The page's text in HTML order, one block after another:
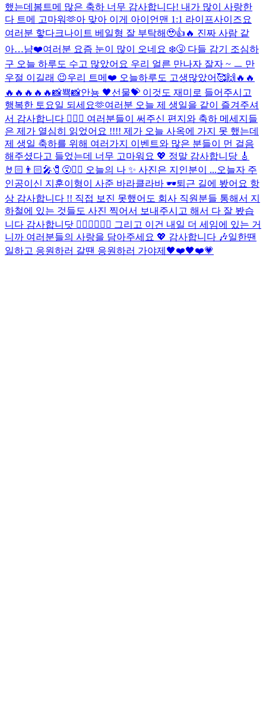
했는데 봄 트메 많은 축하 너무 감사합니다! 내가 많이 사랑한
다 트메 고마워🫶아 맞아 이게 아이언맨 1:1 라이프사이즈요
여러분 핳다크나이트 베일형 잘 부탁해🥹👍🔥 진짜 사람 같
아…냠❤️여러분 요즘 눈이 많이 오네요 ❄️🤧 다들 감기 조심하
구 오늘 하루도 수고 많았어요 우리 얼른 만나자 잘자 ~ ㅡ 만
우절 이길래 😉우리 트메❤️ 오늘하루도 고생많았어🥰🙌 🔥🔥
🔥🔥🔥🔥🔥📸뾱📸안뇽 🖤선물💝 이것도 재미로 들어주시고
행복한 토요일 되세요🫶여러분 오늘 제 생일을 같이 즐겨주셔
서 감사합니다 🙇🏻‍♂️ 여러분들이 써주신 편지와 축하 메세지들
은 제가 열심히 읽었어요 !!!! 제가 오늘 사옥에 가지 못 했는데
제 생일 축하를 위해 여러가지 이벤트와 많은 분들이 먼 걸음
해주셨다고 들었는데 너무 고마워요 💖 정말 감사합니당 🎸
🤘🏻👨🏻‍🎤🧷😵❤️‍🔥 오늘의 나 ✨ 사진은 지인분이 ...오늘자 주
인공이신 지훈이형이 사준 바라클라바 🕶퇴근 길에 봤어요 항
상 감사합니다 !! 직접 보진 못했어도 회사 직원분들 통해서 지
하철에 있는 것들도 사진 찍어서 보내주시고 해서 다 잘 봤습
니다 감사합니닷 🙇🏻‍♂️🙇🏻‍♂️ 그리고 이건 내일 더 세임에 있는 거
니까 여러분들의 사랑을 담아주세요 💖 감사합니다 🎶일한땐
일하고 응원하러 갈땐 응원하러 가야제🖤❤️🖤❤️💗